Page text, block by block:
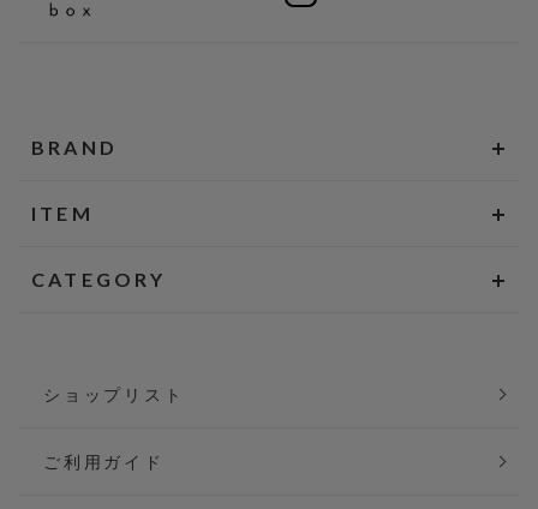
BRAND
ITEM
CATEGORY
ショップリスト
ご利用ガイド